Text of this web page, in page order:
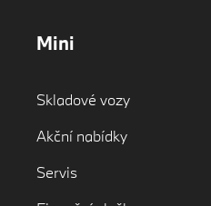
Mini
Skladové vozy
Akční nabídky
Servis